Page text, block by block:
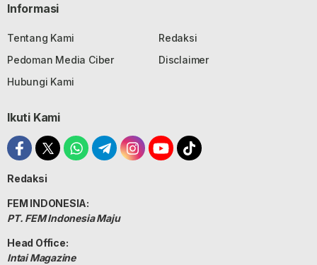
Informasi
Tentang Kami
Redaksi
Pedoman Media Ciber
Disclaimer
Hubungi Kami
Ikuti Kami
Redaksi
FEM INDONESIA:
PT. FEM Indonesia Maju
Head Office:
Intai Magazine